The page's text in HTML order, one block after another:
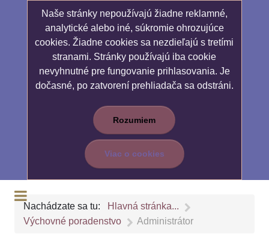
Naše stránky nepoužívajú žiadne reklamné,
analytické alebo iné, súkromie ohrozujúce
cookies. Žiadne cookies sa nezdieľajú s tretími
stranami. Stránky používajú iba cookie
nevyhnutné pre fungovanie prihlasovania. Je
dočasné, po zatvorení prehliadača sa odstráni.
Rozumiem
Viac o cookies
Nachádzate sa tu:
Hlavná stránka...
Výchovné poradenstvo
Administrátor